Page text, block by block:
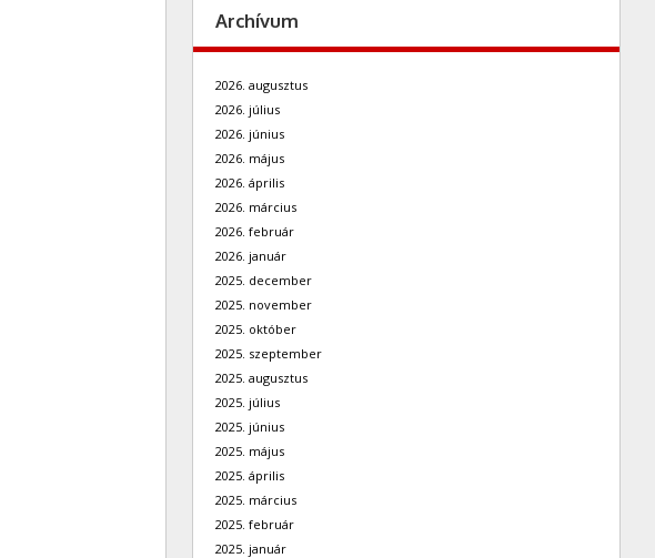
Archívum
2026. augusztus
2026. július
2026. június
2026. május
2026. április
2026. március
2026. február
2026. január
2025. december
2025. november
2025. október
2025. szeptember
2025. augusztus
2025. július
2025. június
2025. május
2025. április
2025. március
2025. február
2025. január